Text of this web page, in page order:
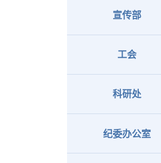
宣传部
工会
科研处
纪委办公室